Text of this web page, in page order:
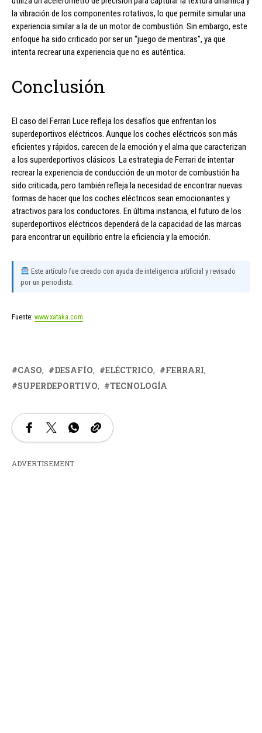
la vibración de los componentes rotativos, lo que permite simular una
experiencia similar a la de un motor de combustión. Sin embargo, este
enfoque ha sido criticado por ser un “juego de mentiras”, ya que
intenta recrear una experiencia que no es auténtica.
Conclusión
El caso del Ferrari Luce refleja los desafíos que enfrentan los
superdeportivos eléctricos. Aunque los coches eléctricos son más
eficientes y rápidos, carecen de la emoción y el alma que caracterizan
a los superdeportivos clásicos. La estrategia de Ferrari de intentar
recrear la experiencia de conducción de un motor de combustión ha
sido criticada, pero también refleja la necesidad de encontrar nuevas
formas de hacer que los coches eléctricos sean emocionantes y
atractivos para los conductores. En última instancia, el futuro de los
superdeportivos eléctricos dependerá de la capacidad de las marcas
para encontrar un equilibrio entre la eficiencia y la emoción.
Este artículo fue creado con ayuda de inteligencia artificial y revisado
por un periodista.
Fuente: www.xataka.com
CASO DESAFÍO ELÉCTRICO
FERRARI
SUPERDEPORTIVO
TECNOLOGÍA
ADVERTISEMENT